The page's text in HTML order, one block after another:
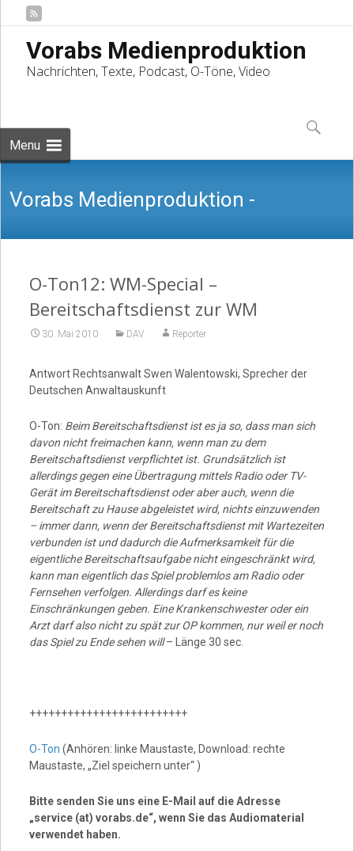
Vorabs Medienproduktion
Nachrichten, Texte, Podcast, O-Töne, Video
Menu
to
content
Suchen
nach:
Vorabs Medienproduktion -
Nachrichten, Texte, Podcast, O-Töne,
O-Ton12: WM-Special –
Bereitschaftsdienst zur WM
30. Mai 2010 DAV Reporter
Antwort Rechtsanwalt Swen Walentowski, Sprecher der
Deutschen Anwaltauskunft
O-Ton: Beim Bereitschaftsdienst ist es ja so, dass man sich
davon nicht freimachen kann, wenn man zu dem
Bereitschaftsdienst verpflichtet ist. Grundsätzlich ist
allerdings gegen eine Übertragung mittels Radio oder TV-
Gerät im Bereitschaftsdienst oder aber auch, wenn die
Bereitschaft zu Hause abgeleistet wird, nichts einzuwenden
– immer dann, wenn der Bereitschaftsdienst mit Wartezeiten
verbunden ist und dadurch die Aufmerksamkeit für die
eigentliche Bereitschaftsaufgabe nicht eingeschränkt wird,
kann man eigentlich das Spiel problemlos am Radio oder
Fernsehen verfolgen. Allerdings darf es keine
Einschränkungen geben. Eine Krankenschwester oder ein
Arzt darf also nicht zu spät zur OP kommen, nur weil er noch
das Spiel zu Ende sehen will– Länge 30 sec.
+++++++++++++++++++++++++
O-Ton (Anhören: linke Maustaste, Download: rechte
Maustaste, „Ziel speichern unter“ )
Bitte senden Sie uns eine E-Mail auf die Adresse
„service (at) vorabs.de“, wenn Sie das Audiomaterial
verwendet haben.